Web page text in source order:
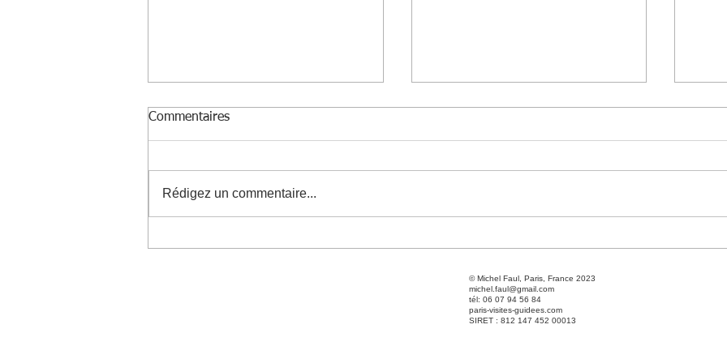
Concorde
Commentaires
Rédigez un commentaire...
© Michel Faul, Paris, France 2023
michel.faul@gmail.com
tél: 06 07 94 56 84
paris-visites-guidees.com
SIRET : 812 147 452 00013